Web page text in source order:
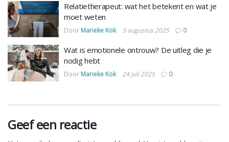
Relatietherapeut: wat het betekent en wat je
moet weten
Door Marieke Kok 3 augustus 2025 0
Wat is emotionele ontrouw? De uitleg die je
nodig hebt
Door Marieke Kok 24 juli 2025 0
Geef een reactie